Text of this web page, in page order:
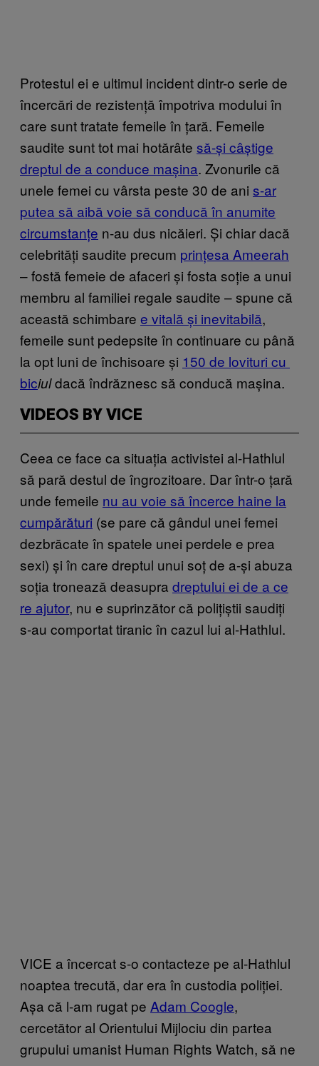
Protestul ei e ultimul incident dintr-o serie de
încercări de rezistență împotriva modului în
care sunt tratate femeile în țară. Femeile
saudite sunt tot mai hotărâte să-și c​âștige
dreptul de a conduce mașina. Zvonurile că
unele femei cu vârsta peste 30 de ani s-ar
putea să aibă voie să cond​ucă în an​umite
circumstanțe n-au dus nicăieri. Și chiar dacă
celebrități saudite precum prințesa ​Ameerah
– fostă femeie de afaceri și fosta soție a unui
membru al familiei regale saudite – spune că
această schimbare e vita​lă și inevitabilă,
femeile sunt pedepsite în continuare cu până
la opt luni de închisoare și 150 de lovituri cu ​
biciuldacă îndrăznesc să conducă mașina.
VIDEOS BY VICE
Ceea ce face ca situația activistei al-Hathlul
să pară destul de îngrozitoare. Dar într-o țară
unde femeile nu au voie să încerce haine la
cumpă​rături (se pare că gândul unei femei
dezbrăcate în spatele unei perdele e prea
sexi) și în care dreptul unui soț de a-și abuza
soția tronează deasupra dreptului ei de a ce​
re ajutor, nu e suprinzător că polițiștii saudiți
s-au comportat tiranic în cazul lui al-Hathlul.
VICE a încercat s-o contacteze pe al-Hathlul
noaptea trecută, dar era în custodia poliției.
Așa că l-am rugat pe Ada​m Coogle,
cercetător al Orientului Mijlociu din partea
grupului umanist Human Rights Watch, să ne